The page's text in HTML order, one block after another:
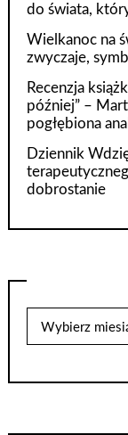
do świata,
Wielkanoc na
zwyczaje,
Recenzja
później” –
pogłębiona
Dziennik
dobrostanie